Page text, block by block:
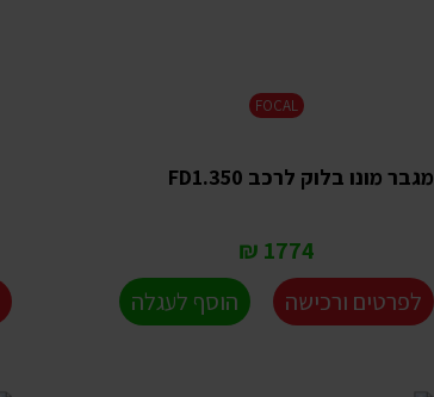
FOCAL
מגבר מונו בלוק לרכב FD1.350
1774 ₪
לפרטים ורכישה
הוסף לעגלה